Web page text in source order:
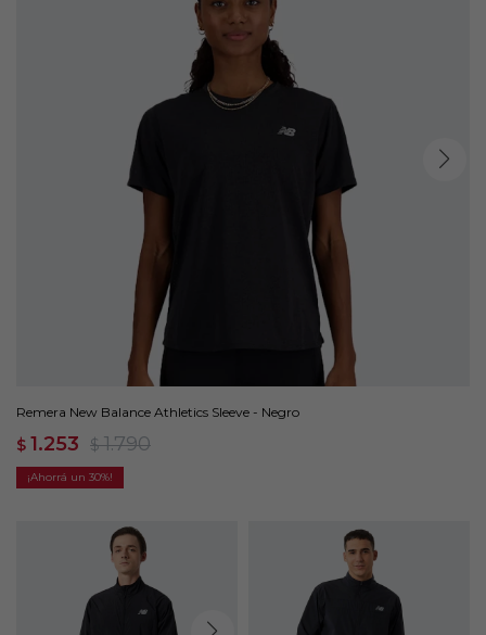
Remera New Balance Athletics Sleeve - Negro
$ 1.253 $ 1.790
30